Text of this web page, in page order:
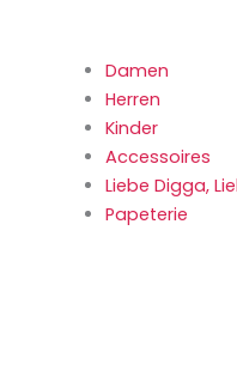
Damen
Herren
Kinder
Accessoires
Liebe Digga,
Papeterie